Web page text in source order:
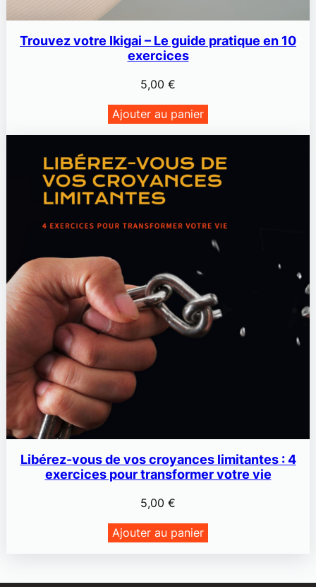
Trouvez votre Ikigai – Le guide pratique en 10
exercices
5,00 €
Ajouter au panier
Libérez-vous de vos croyances limitantes : 4
exercices pour transformer votre vie
5,00 €
Ajouter au panier